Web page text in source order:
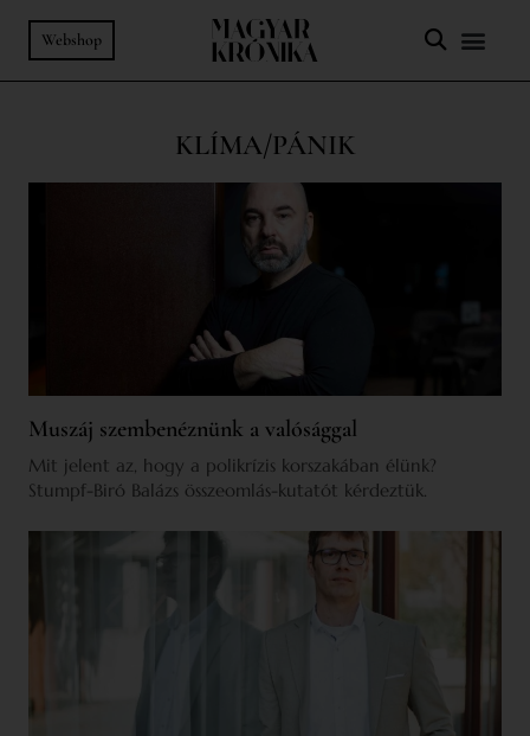
Webshop
KLÍMA/PÁNIK
Muszáj szembenéznünk a valósággal
Mit jelent az, hogy a polikrízis korszakában élünk?
Stumpf-Biró Balázs összeomlás-kutatót kérdeztük.